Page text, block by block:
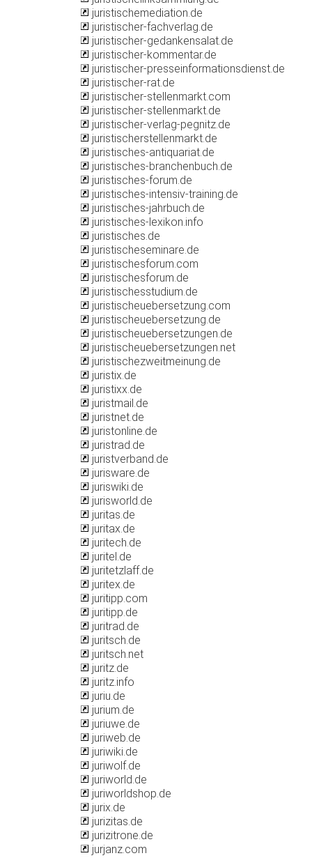
juristischemediation.de
juristischer-fachverlag.de
juristischer-gedankensalat.de
juristischer-kommentar.de
juristischer-presseinformationsdienst.de
juristischer-rat.de
juristischer-stellenmarkt.com
juristischer-stellenmarkt.de
juristischer-verlag-pegnitz.de
juristischerstellenmarkt.de
juristisches-antiquariat.de
juristisches-branchenbuch.de
juristisches-forum.de
juristisches-intensiv-training.de
juristisches-jahrbuch.de
juristisches-lexikon.info
juristisches.de
juristischeseminare.de
juristischesforum.com
juristischesforum.de
juristischesstudium.de
juristischeuebersetzung.com
juristischeuebersetzung.de
juristischeuebersetzungen.de
juristischeuebersetzungen.net
juristischezweitmeinung.de
juristix.de
juristixx.de
juristmail.de
juristnet.de
juristonline.de
juristrad.de
juristverband.de
jurisware.de
juriswiki.de
jurisworld.de
juritas.de
juritax.de
juritech.de
juritel.de
juritetzlaff.de
juritex.de
juritipp.com
juritipp.de
juritrad.de
juritsch.de
juritsch.net
juritz.de
juritz.info
juriu.de
jurium.de
juriuwe.de
juriweb.de
juriwiki.de
juriwolf.de
juriworld.de
juriworldshop.de
jurix.de
jurizitas.de
jurizitrone.de
jurjanz.com